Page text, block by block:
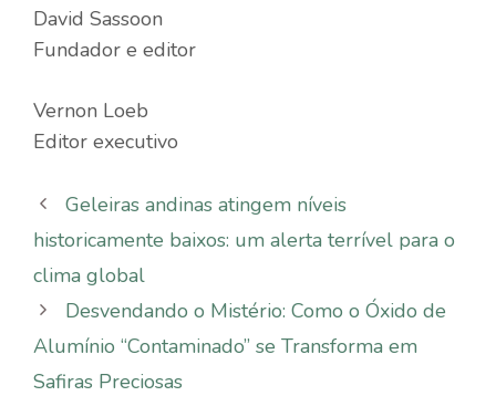
David Sassoon
Fundador e editor
Vernon Loeb
Editor executivo
Geleiras andinas atingem níveis
historicamente baixos: um alerta terrível para o
clima global
Desvendando o Mistério: Como o Óxido de
Alumínio “Contaminado” se Transforma em
Safiras Preciosas